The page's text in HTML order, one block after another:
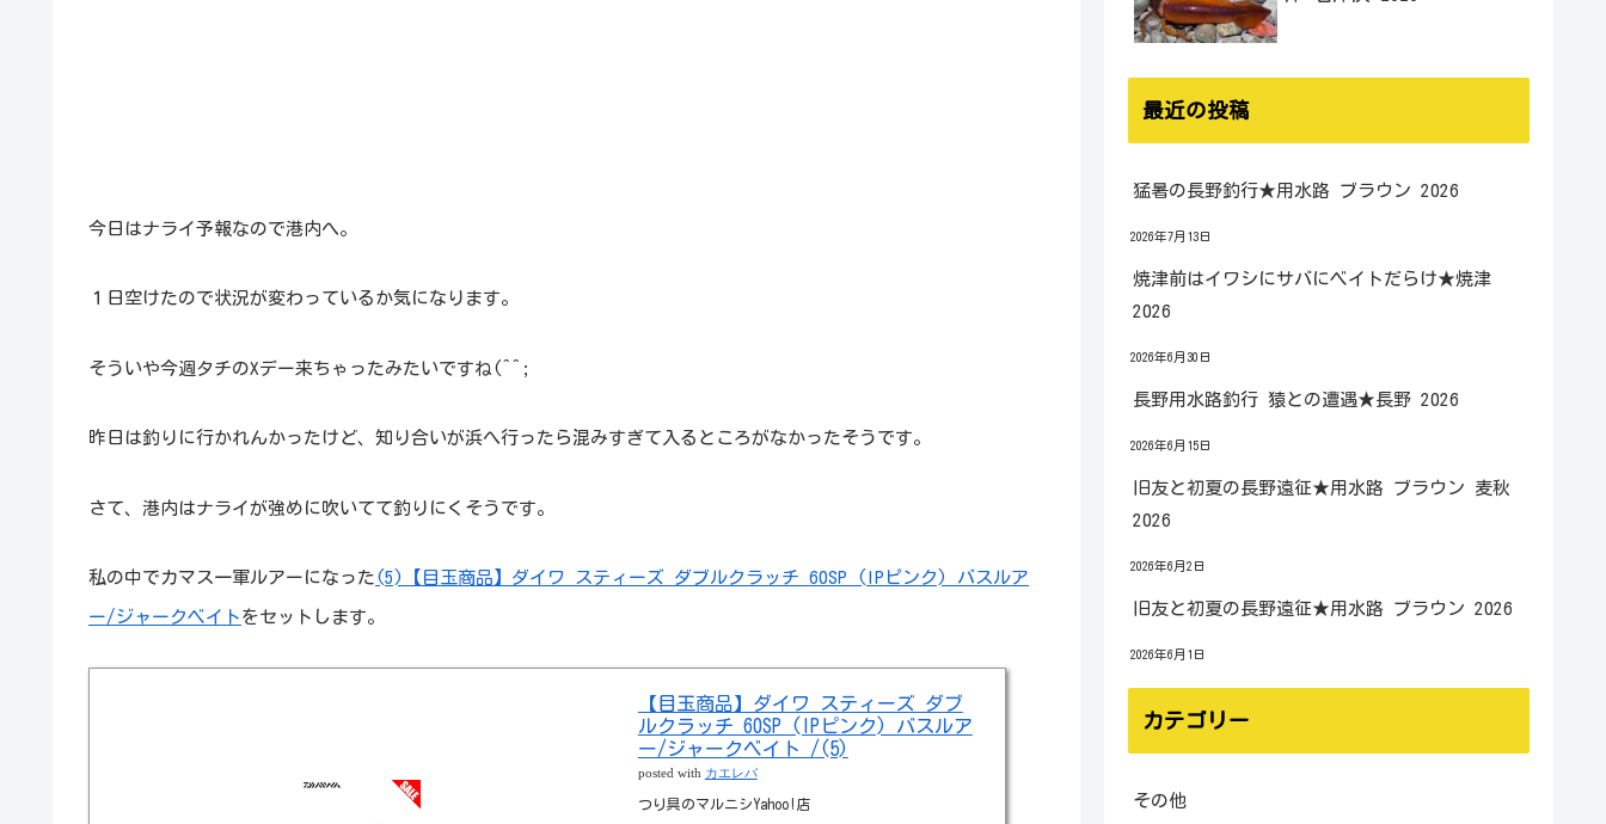
今日はナライ予報なので港内へ。
１日空けたので状況が変わっているか気になります。
そういや今週タチのXデー来ちゃったみたいですね(^^;
昨日は釣りに行かれんかったけど、知り合いが浜へ行ったら混みすぎて入るところがなかったそうです。
さて、港内はナライが強めに吹いてて釣りにくそうです。
私の中でカマス一軍ルアーになった (5)【目玉商品】ダイワ スティーズ ダブルクラッチ 60SP (IPピンク) バスルア
ー/ジャークベイト をセットします。
【目玉商品】ダイワ スティーズ ダブ
ルクラッチ 60SP (IPピンク) バスルア
ー/ジャークベイト /(5)
posted with カエレバ
つり具のマルニシYahoo!店
最近の投稿
猛暑の長野釣行★用水路 ブラウン 2026
2026年7月13日
焼津前はイワシにサバにベイトだらけ★焼津
2026
2026年6月30日
長野用水路釣行 猿との遭遇★長野 2026
2026年6月15日
旧友と初夏の長野遠征★用水路 ブラウン 麦秋
2026
2026年6月2日
旧友と初夏の長野遠征★用水路 ブラウン 2026
2026年6月1日
カテゴリー
その他